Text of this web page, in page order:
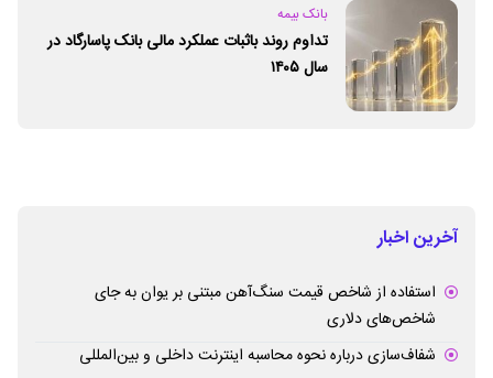
بانک بیمه
تداوم روند باثبات عملکرد مالی بانک پاسارگاد در
سال ۱۴۰۵
آخرین اخبار
استفاده از شاخص قیمت سنگ‌آهن مبتنی بر یوان به جای
شاخص‌های دلاری
شفاف‌سازی درباره نحوه محاسبه اینترنت داخلی و بین‌المللی